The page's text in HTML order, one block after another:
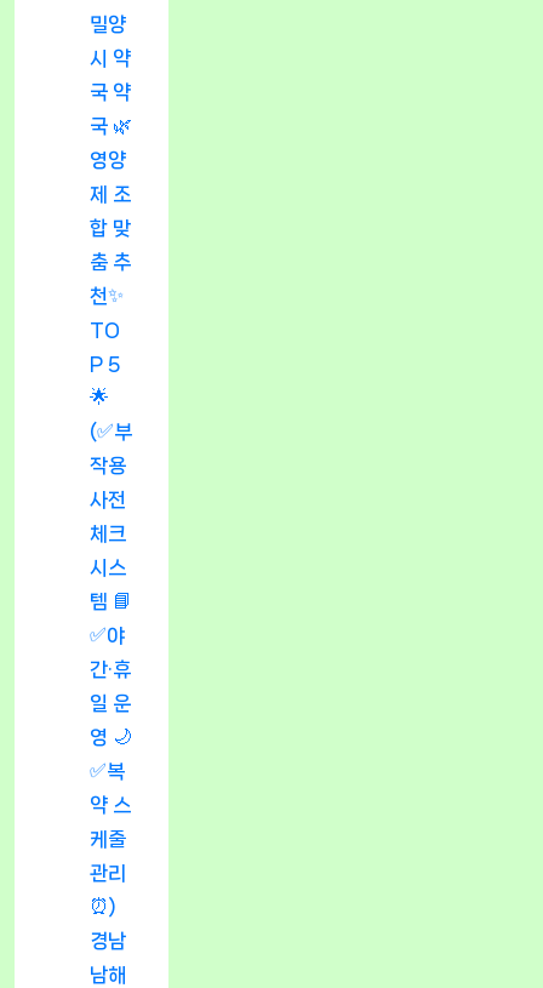
밀양
시 약
국 약
국 🌿
영양
제 조
합 맞
춤 추
천✨
TO
P 5
🌟
(✅부
작용
사전
체크
시스
템 📘
✅야
간·휴
일 운
영 🌙
✅복
약 스
케줄
관리
⏰)
경남
남해